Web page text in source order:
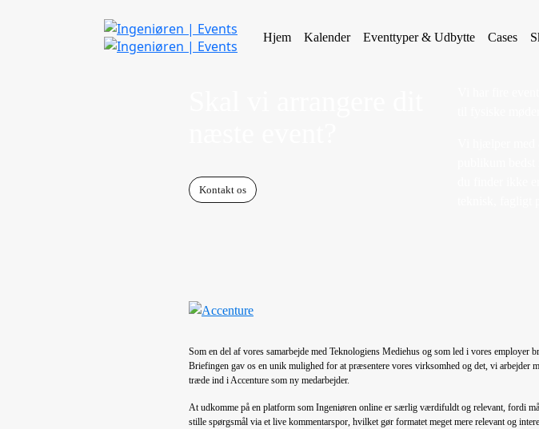
Hjem Kalender Eventtyper & Udbytte Cases
Kontakt os
Som en del af vores samarbejde med Teknologiens Mediehus og som led i vores
Briefingen gav os en unik mulighed for at præsentere vores virksomhed og det, vi arbejder
træde ind i Accenture som ny medarbejder.
At udkomme på en platform som Ingeniøren online er særlig værdifuldt og relevant, fordi
stille spørgsmål via et live kommentarspor, hvilket gør formatet meget mere relevant og